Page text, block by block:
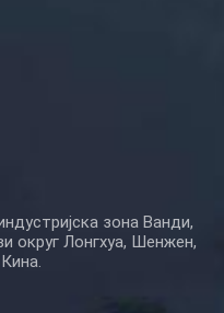
зона Ванди,
округ Лонгхуа, Шенжен,